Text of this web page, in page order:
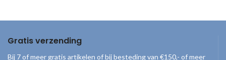
Gratis verzending
Bij 7 of meer gratis artikelen of bij besteding van €150,- of meer